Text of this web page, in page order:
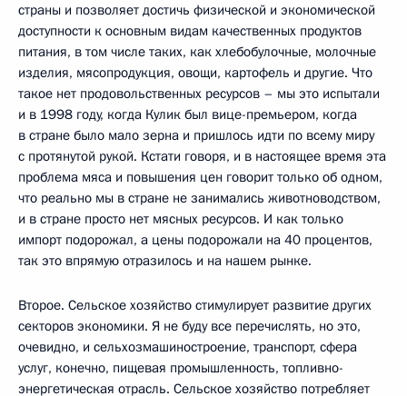
страны и позволяет достичь физической и экономической
доступности к основным видам качественных продуктов
питания, в том числе таких, как хлебобулочные, молочные
изделия, мясопродукция, овощи, картофель и другие. Что
такое нет продовольственных ресурсов – мы это испытали
и в 1998 году, когда Кулик был вице-премьером, когда
в стране было мало зерна и пришлось идти по всему миру
с протянутой рукой. Кстати говоря, и в настоящее время эта
проблема мяса и повышения цен говорит только об одном,
что реально мы в стране не занимались животноводством,
и в стране просто нет мясных ресурсов. И как только
импорт подорожал, а цены подорожали на 40 процентов,
так это впрямую отразилось и на нашем рынке.
Второе. Сельское хозяйство стимулирует развитие других
секторов экономики. Я не буду все перечислять, но это,
очевидно, и сельхозмашиностроение, транспорт, сфера
услуг, конечно, пищевая промышленность, топливно-
энергетическая отрасль. Сельское хозяйство потребляет